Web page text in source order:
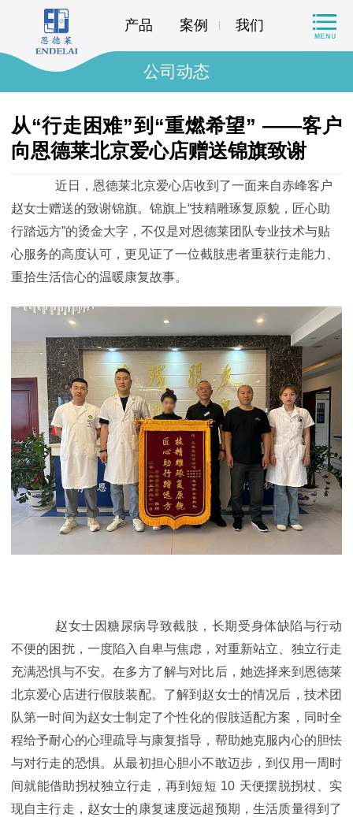
产品 案例 我们
公司动态
从“行走困难”到“重燃希望” ——客户
向恩德莱北京爱心店赠送锦旗致谢
近日，恩德莱北京爱心店收到了一面来自赤峰客户
赵女士赠送的致谢锦旗。锦旗上“技精雕琢复原貌，匠心助
行踏远方”的烫金大字，不仅是对恩德莱团队专业技术与贴
心服务的高度认可，更见证了一位截肢患者重获行走能力、
重拾生活信心的温暖康复故事。
赵女士因糖尿病导致截肢，长期受身体缺陷与行动
不便的困扰，一度陷入自卑与焦虑，对重新站立、独立行走
充满恐惧与不安。在多方了解与对比后，她选择来到恩德莱
北京爱心店进行假肢装配。了解到赵女士的情况后，技术团
队第一时间为赵女士制定了个性化的假肢适配方案，同时全
程给予耐心的心理疏导与康复指导，帮助她克服内心的胆怯
与对行走的恐惧。从最初担心胆小不敢迈步，到仅用一周时
间就能借助拐杖独立行走，再到短短 10 天便摆脱拐杖、实
现自主行走，赵女士的康复速度远超预期，生活质量得到了